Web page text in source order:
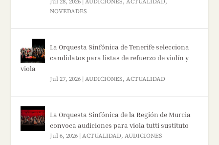
NOVEDADES
La Orquesta Sinfónica de Tenerife selecciona
candidatos para listas de refuerzo de violín y
viola
Jul 27, 2026 |AUDICIONES,ACTUALIDAD
La Orquesta Sinfónica de la Región de Murcia
convoca audiciones para viola tutti sustituto
Jul 6, 2026 |ACTUALIDAD,AUDICIONES